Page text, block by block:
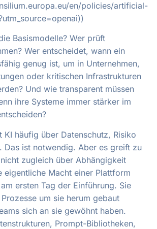
en/policies/artificial-
Basismodelle? Wer prüft
Wer entscheidet, wann ein
genug ist, um in Unternehmen,
oder kritischen Infrastrukturen
Und wie transparent müssen
ihre Systeme immer stärker im
KI häufig über Datenschutz, Risiko
Das ist notwendig. Aber es greift zu
zugleich über Abhängigkeit
eigentliche Macht einer Plattform
ersten Tag der Einführung. Sie
um sie herum gebaut
sich an sie gewöhnt haben.
Prompt-Bibliotheken,